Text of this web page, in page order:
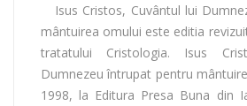
Isus Cristos, Cuvântul lui
mântuirea omului este editia
tratatului Cristologia. Isus
Dumnezeu întrupat pentru
1998, la Editura Presa Buna din